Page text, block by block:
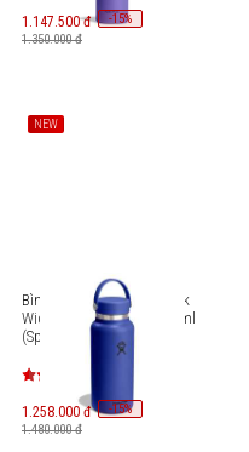
1.147.500 đ -15%
1.350.000 đ
NEW
Bình giữ nhiệt Hydro Flask
Wide Flex Cap 32 OZ 946 ml
(Spring Season 2026)
1.258.000 đ -15%
1.480.000 đ